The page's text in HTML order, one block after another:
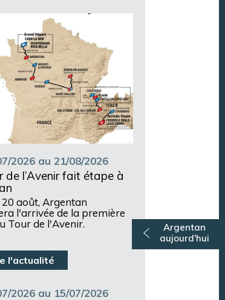
Argentan
aujourd'hui
Aujourd’hui
2026 au 21/08/2026
de l’Avenir fait étape à
20 août, Argentan
l'arrivée de la première
Tour de l'Avenir.
l'actualité
2026 au 15/07/2026